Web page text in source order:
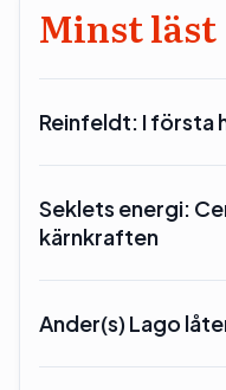
Minst läst
Reinfeldt: I första
Seklets energi:
kärnkraften
Ander(s) Lago